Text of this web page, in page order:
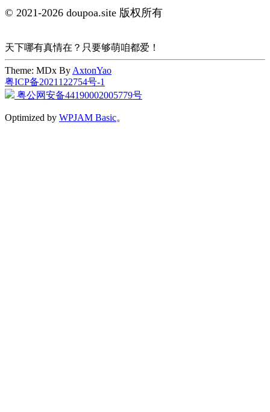
© 2021-2026 doupoa.site 版权所有
天下哪有真情在？只要够萌咱都爱！
Theme: MDx By AxtonYao
粤ICP备2021122754号-1
粤公网安备44190002005779号
Optimized by WPJAM Basic。